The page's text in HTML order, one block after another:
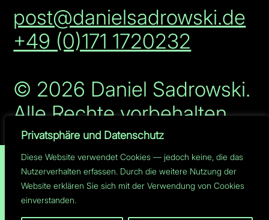
Privatsphäre und Datenschutz
Diese Website verwendet Cookies — jedoch keine, die das
Nutzerverhalten erfassen. Durch die weitere Nutzung der
Website erklären Sie sich mit der Verwendung von Cookies
einverstanden.
post@danielsadrowski.de
+49 (0)171 1720232
© 2026 Daniel Sadrowski.
Alle Rechte vorbehalten.
Impressum
&Datenschutzerklärung